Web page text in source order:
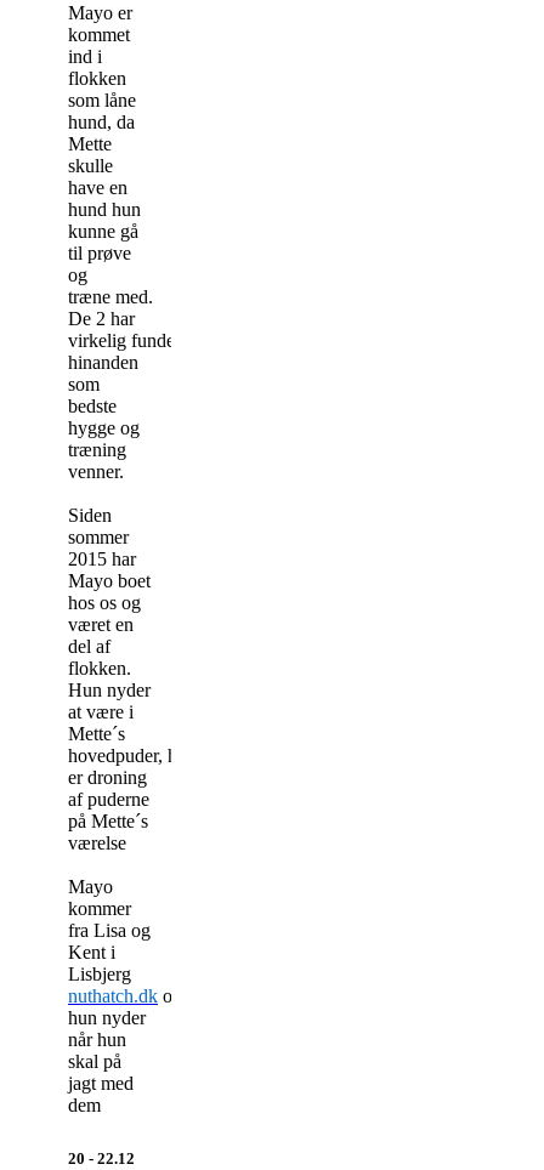
Mayo er
kommet
ind i
flokken
som låne
hund, da
Mette
skulle
have en
hund hun
kunne gå
til prøve
og
træne med.
De 2 har
virkelig fundet
hinanden
som
bedste
hygge og
træning
venner.
Siden
sommer
2015 har
Mayo boet
hos os og
været en
del af
flokken.
Hun nyder
at være i
Mette´s
hovedpuder, hun
er droning
af puderne
på Mette´s
værelse
Mayo
kommer
fra Lisa og
Kent i
Lisbjerg
nuthatch.dk og
hun nyder
når hun
skal på
jagt med
dem
20 - 22.12